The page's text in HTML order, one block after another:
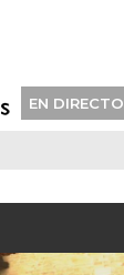
EN DIRECTO